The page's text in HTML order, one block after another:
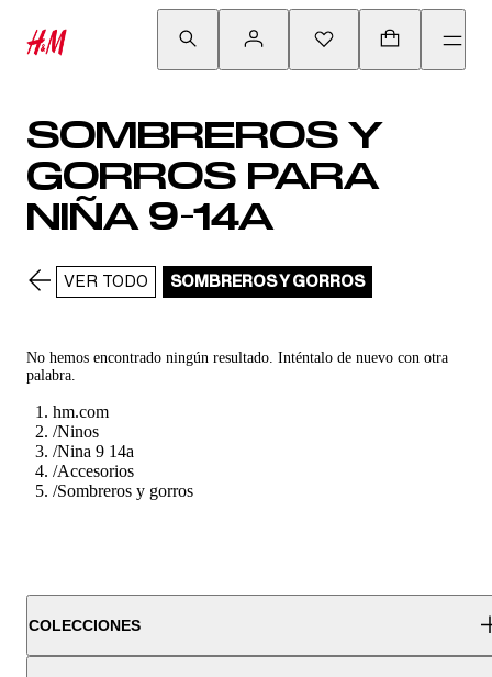
SOMBREROS Y
GORROS PARA
NIÑA 9-14A
VER TODO SOMBREROS Y GORROS
No hemos encontrado ningún resultado. Inténtalo de nuevo con otra
palabra.
hm.com
/Ninos
/Nina 9 14a
/Accesorios
/Sombreros y gorros
COLECCIONES